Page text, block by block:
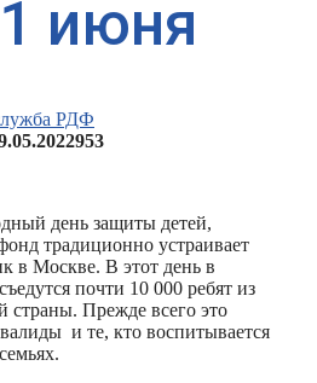
июня
РДФ
953
день защиты детей,
традиционно устраивает
в Москве. В этот день в
почти 10 000 ребят из
страны. Прежде всего это
и те, кто воспитывается